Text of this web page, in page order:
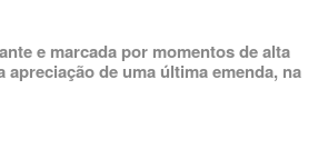
e marcada por momentos de alta
apreciação de uma última emenda, na